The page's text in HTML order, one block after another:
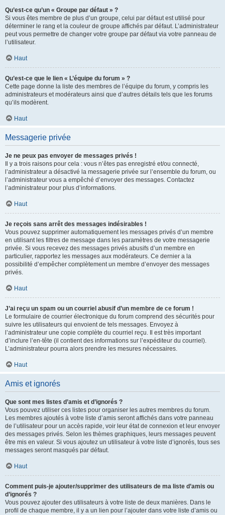
Qu’est-ce qu’un « Groupe par défaut » ?
Si vous êtes membre de plus d’un groupe, celui par défaut est utilisé pour
déterminer le rang et la couleur de groupe affichés par défaut. L’administrateur
peut vous permettre de changer votre groupe par défaut via votre panneau de
l’utilisateur.
Haut
Qu’est-ce que le lien « L’équipe du forum » ?
Cette page donne la liste des membres de l’équipe du forum, y compris les
administrateurs et modérateurs ainsi que d’autres détails tels que les forums
qu’ils modèrent.
Haut
Messagerie privée
Je ne peux pas envoyer de messages privés !
Il y a trois raisons pour cela : vous n’êtes pas enregistré et/ou connecté,
l’administrateur a désactivé la messagerie privée sur l’ensemble du forum, ou
l’administrateur vous a empêché d’envoyer des messages. Contactez
l’administrateur pour plus d’informations.
Haut
Je reçois sans arrêt des messages indésirables !
Vous pouvez supprimer automatiquement les messages privés d’un membre
en utilisant les filtres de message dans les paramètres de votre messagerie
privée. Si vous recevez des messages privés abusifs d’un membre en
particulier, rapportez les messages aux modérateurs. Ce dernier a la
possibilité d’empêcher complètement un membre d’envoyer des messages
privés.
Haut
J’ai reçu un spam ou un courriel abusif d’un membre de ce forum !
Le formulaire de courrier électronique du forum comprend des sécurités pour
suivre les utilisateurs qui envoient de tels messages. Envoyez à
l’administrateur une copie complète du courriel reçu. Il est très important
d’inclure l’en-tête (il contient des informations sur l’expéditeur du courriel).
L’administrateur pourra alors prendre les mesures nécessaires.
Haut
Amis et ignorés
Que sont mes listes d’amis et d’ignorés ?
Vous pouvez utiliser ces listes pour organiser les autres membres du forum.
Les membres ajoutés à votre liste d’amis seront affichés dans votre panneau
de l’utilisateur pour un accès rapide, voir leur état de connexion et leur envoyer
des messages privés. Selon les thèmes graphiques, leurs messages peuvent
être mis en valeur. Si vous ajoutez un utilisateur à votre liste d’ignorés, tous ses
messages seront masqués par défaut.
Haut
Comment puis-je ajouter/supprimer des utilisateurs de ma liste d’amis ou
d’ignorés ?
Vous pouvez ajouter des utilisateurs à votre liste de deux manières. Dans le
profil de chaque membre, il y a un lien pour l’ajouter dans votre liste d’amis ou